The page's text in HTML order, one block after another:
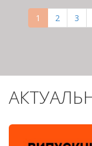
СТОРІНКИПоточна
сторінка
1 Page
2 Page
3